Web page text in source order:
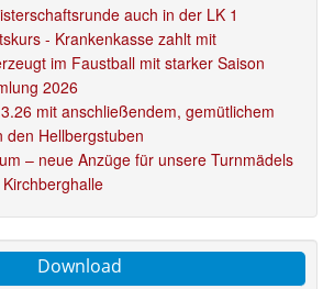
auch in der LK 1
- Krankenkasse zahlt mit
im Faustball mit starker Saison
2026
mit anschließendem, gemütlichem
den Hellbergstuben
– neue Anzüge für unsere Turnmädels
Download